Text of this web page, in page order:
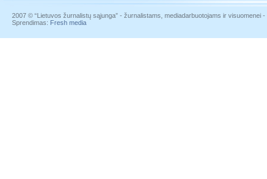
2007 © “Lietuvos žurnalistų sąjunga” - žurnalistams, mediadarbuotojams ir visuomenei
Sprendimas: Fresh media